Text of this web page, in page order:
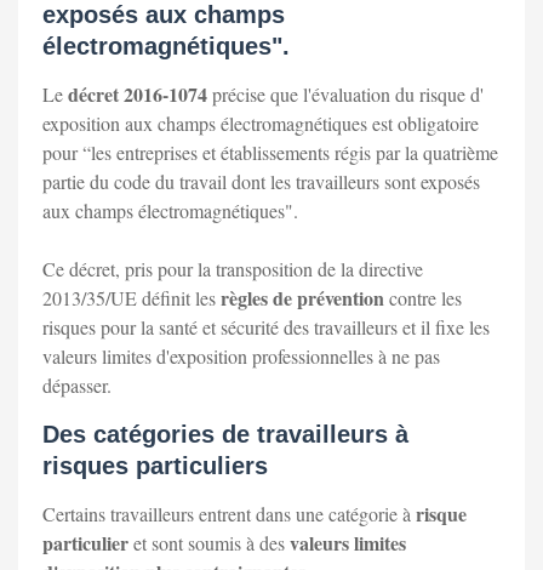
exposés aux champs
électromagnétiques".
Ledécret 2016-1074précise que l'évaluation du risque d'
exposition aux champs électromagnétiques est obligatoire
pour “les entreprises et établissements régis par la quatrième
partie du code du travail dont les travailleurs sont exposés
aux champs électromagnétiques".
Ce décret, pris pour la transposition de la directive
2013/35/UE définit lesrègles de préventioncontre les
risques pour la santé et sécurité des travailleurs et il fixe les
valeurs limites d'exposition professionnelles à ne pas
dépasser.
Des catégories de travailleurs à
risques particuliers
Certains travailleurs entrent dans une catégorie àrisque
particulieret sont soumis à desvaleurs limites